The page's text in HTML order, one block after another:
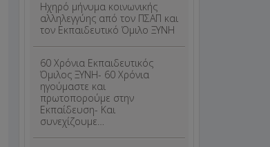
Ηχηρό μήνυμα κοινωνικής
αλληλεγγύης από τον ΠΣΑΠ και
τον Εκπαιδευτικό Όμιλο ΞΥΝΗ
60 Χρόνια Εκπαιδευτικός
Όμιλος ΞΥΝΗ- 60 Χρόνια
ηγούμαστε και
πρωτοπορούμε στην
Εκπαίδευση- Και
συνεχίζουμε…